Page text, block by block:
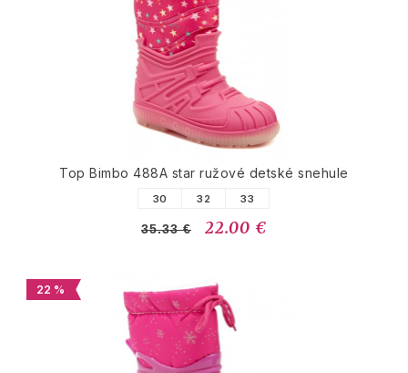
Top Bimbo 488A star ružové detské snehule
30 32 33
35.33 € 22.00 €
22 %